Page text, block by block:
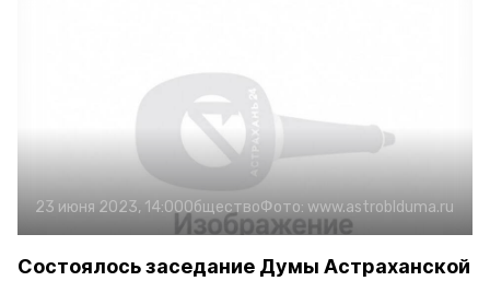
23 июня 2023, 14:00ОбществоФото: www.astroblduma.ru
Состоялось заседание Думы Астраханской